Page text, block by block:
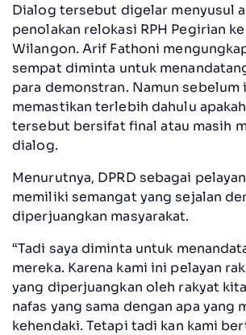
Dialog tersebut digelar menyusul
penolakan relokasi RPH Pegirian
Wilangon. Arif Fathoni
sempat diminta untuk
para demonstran. Namun sebelum
memastikan terlebih dahulu
tersebut bersifat final atau masih
dialog.
Menurutnya, DPRD sebagai
memiliki semangat yang sejalan
diperjuangkan masyarakat.
“Tadi saya diminta untuk
mereka. Karena kami ini pelayan
yang diperjuangkan oleh rakyat
nafas yang sama dengan apa yang
kehendaki. Tetapi tadi kan kami